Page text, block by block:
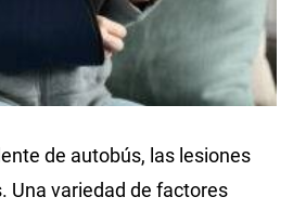
de autobús, las lesiones
Una variedad de factores